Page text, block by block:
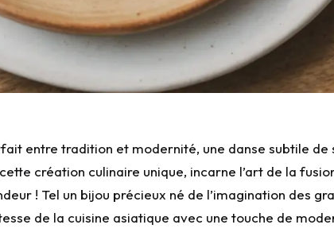
entre tradition et modernité, une danse subtile de
création culinaire unique, incarne l’art de la
! Tel un bijou précieux né de l’imagination des
de la cuisine asiatique avec une touche de